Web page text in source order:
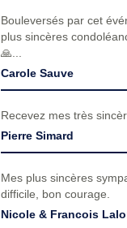
Bouleversés par cet
plus sincères
🙏...
Carole Sauve
Recevez mes très
Pierre Simard
Mes plus sincères
difficile, bon courage.
Nicole & Francois